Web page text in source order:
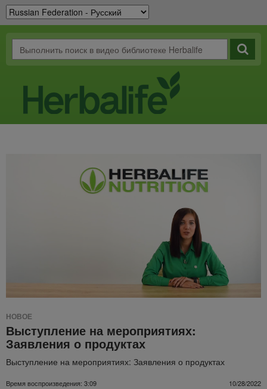
НОВОЕ
Выступление на мероприятиях:
Заявления о продуктах
Выступление на мероприятиях: Заявления о продуктах
Время воспроизведения: 3:09 10/28/2022